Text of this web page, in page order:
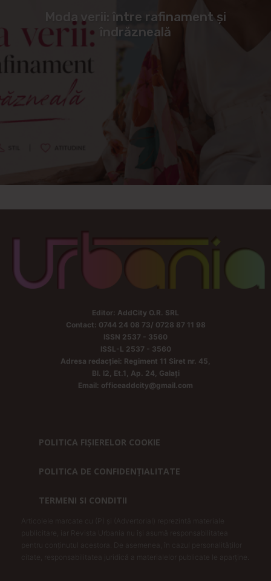
Moda verii: între rafinament și
îndrăzneală
Editor: AddCity O.R. SRL
Contact: 0744 24 08 73/ 0728 87 11 98
ISSN 2537 - 3560
ISSL-L 2537 - 3560
Adresa redacției: Regiment 11 Siret nr. 45,
Bl. I2, Et.1, Ap. 24, Galați
Email: officeaddcity@gmail.com
POLITICA FIȘIERELOR COOKIE
POLITICA DE CONFIDENȚIALITATE
TERMENI SI CONDITII